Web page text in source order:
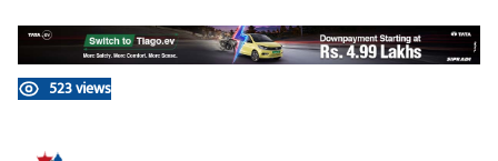
523 views